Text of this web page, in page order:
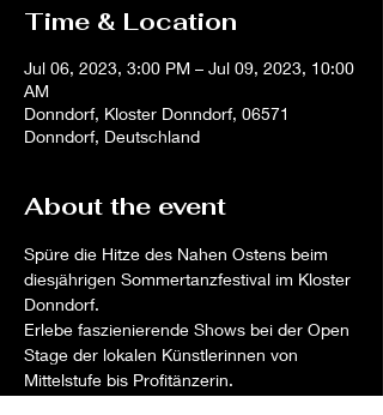
Time & Location
Jul 06, 2023, 3:00 PM – Jul 09, 2023, 10:00
AM
Donndorf, Kloster Donndorf, 06571
Donndorf, Deutschland
About the event
Spüre die Hitze des Nahen Ostens beim
diesjährigen Sommertanzfestival im Kloster
Donndorf.
Erlebe faszienierende Shows bei der Open
Stage der lokalen Künstlerinnen von
Mittelstufe bis Profitänzerin.